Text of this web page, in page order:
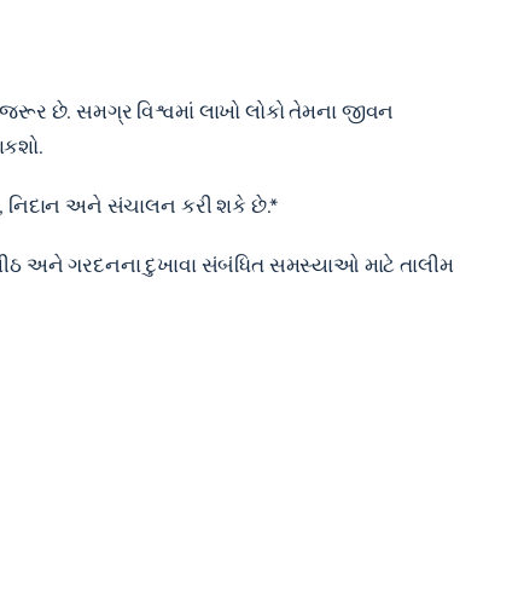
છે. સમગ્ર વિશ્વમાં લાખો લોકો તેમના જીવન
નિદાન અને સંચાલન કરી શકે છે.*
અને ગરદનના દુખાવા સંબંધિત સમસ્યાઓ માટે તાલીમ